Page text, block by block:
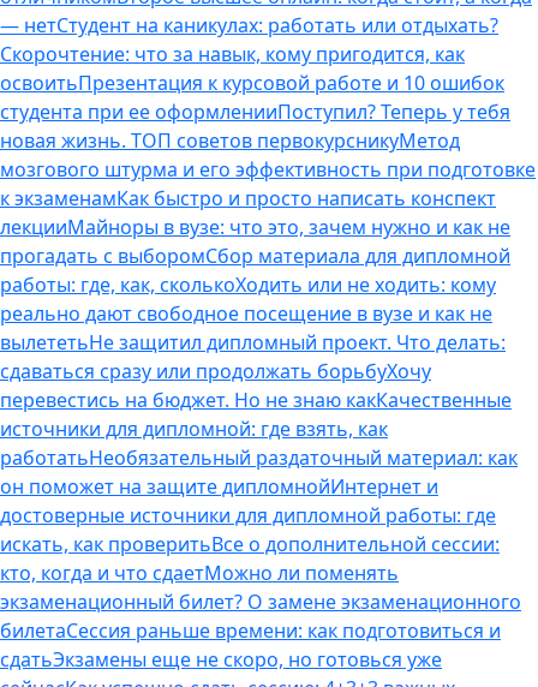
— нетСтудент на каникулах: работать или отдыхать?
Скорочтение: что за навык, кому пригодится, как
освоитьПрезентация к курсовой работе и 10 ошибок
студента при ее оформленииПоступил? Теперь у тебя
новая жизнь. ТОП советов первокурсникуМетод
мозгового штурма и его эффективность при подготовке
к экзаменамКак быстро и просто написать конспект
лекцииМайноры в вузе: что это, зачем нужно и как не
прогадать с выборомСбор материала для дипломной
работы: где, как, сколькоХодить или не ходить: кому
реально дают свободное посещение в вузе и как не
вылететьНе защитил дипломный проект. Что делать:
сдаваться сразу или продолжать борьбуХочу
перевестись на бюджет. Но не знаю какКачественные
источники для дипломной: где взять, как
работатьНеобязательный раздаточный материал: как
он поможет на защите дипломнойИнтернет и
достоверные источники для дипломной работы: где
искать, как проверитьВсе о дополнительной сессии:
кто, когда и что сдаетМожно ли поменять
экзаменационный билет? О замене экзаменационного
билетаСессия раньше времени: как подготовиться и
сдатьЭкзамены еще не скоро, но готовься уже